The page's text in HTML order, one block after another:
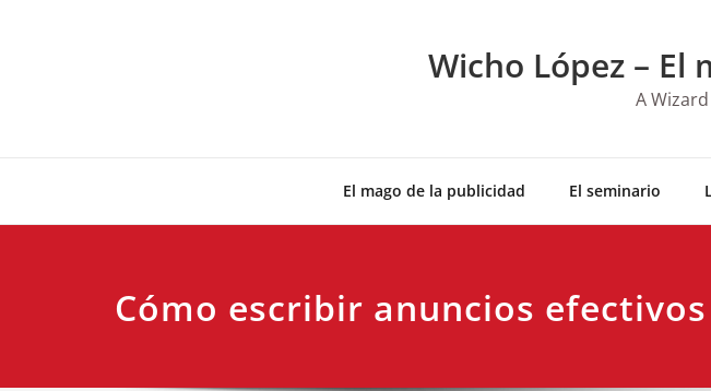
Wicho López – El
A
El mago de la publicidad El seminario
Cómo escribir anuncios efectivos